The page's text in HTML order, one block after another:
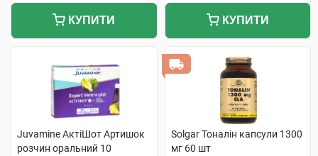
КУПИТИ КУПИТИ
Juvamine АктіШот Артишок
розчин оральний 10
Solgar Тоналін капсули 1300
мг 60 шт